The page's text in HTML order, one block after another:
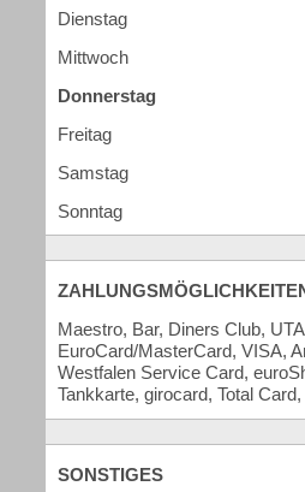
Dienstag
Mittwoch
Donnerstag
Freitag
Samstag
Sonntag
Maestro, Bar, Diners Club,
EuroCard/MasterCard, VISA,
Westfalen Service Card,
Tankkarte, girocard, Total
SONSTIGES